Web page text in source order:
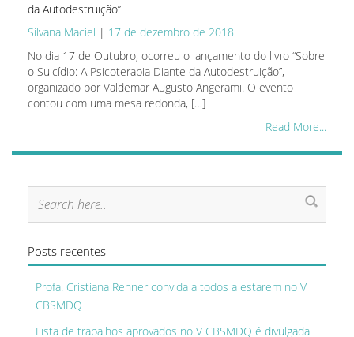
da Autodestruição”
Silvana Maciel | 17 de dezembro de 2018
No dia 17 de Outubro, ocorreu o lançamento do livro “Sobre
o Suicídio: A Psicoterapia Diante da Autodestruição”,
organizado por Valdemar Augusto Angerami. O evento
contou com uma mesa redonda, […]
Read More...
Posts recentes
Profa. Cristiana Renner convida a todos a estarem no V
CBSMDQ
Lista de trabalhos aprovados no V CBSMDQ é divulgada